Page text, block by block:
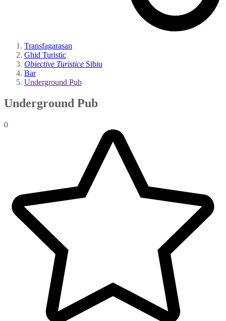
Transfagarasan
Ghid Turistic
Obiective Turistice Sibiu
Bar
Underground Pub
Underground Pub
0